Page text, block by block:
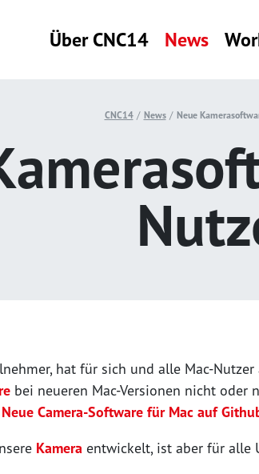
Über CNC14 News
CNC14 News Neue
hat für sich und alle Mac-
bei neueren Mac-Versionen nicht
Neue Camera-Software für Mac auf
Kamera entwickelt, ist aber für alle